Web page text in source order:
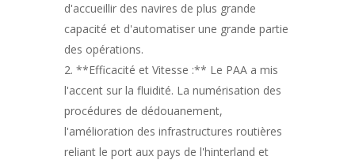
d'accueillir des navires de plus grande
capacité et d'automatiser une grande partie
des opérations.
**Efficacité et Vitesse :** Le PAA a mis
l'accent sur la fluidité. La numérisation des
procédures de dédouanement,
l'amélioration des infrastructures routières
reliant le port aux pays de l'hinterland et